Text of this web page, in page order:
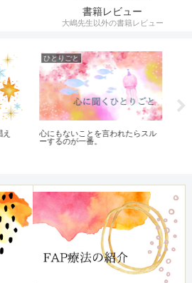
書籍レビュー
大嶋先生以外の書籍レビュー
ひとりごと
心にもないことを言われたらスル
ーするのが一番。